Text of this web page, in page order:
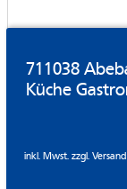
711038
Küche
inkl. Mwst. zzgl.Versand